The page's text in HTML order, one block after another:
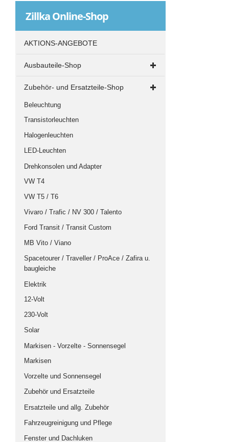
ZillkaOnline-Shop
AKTIONS-ANGEBOTE
Ausbauteile-Shop
Ausbau-Materialien
Tisch, Beschläge und Schrauben
Ausbau-Komplett-Sets
VW T4
VW T5/T6
VW Caddy
Opel Vivaro/Renault Trafic/ usw.
Mini Camper
MB Vito
Dachvarianten
Hubdach
Aufstelldach
Hochdach
Zubehör- und Ersatzteile-Shop
Beleuchtung
Transistorleuchten
Halogenleuchten
LED-Leuchten
Drehkonsolen und Adapter
VW T4
VW T5 / T6
Vivaro / Trafic / NV 300 / Talento
Ford Transit / Transit Custom
MB Vito / Viano
Spacetourer / Traveller / ProAce / Zafira u.
baugleiche
Elektrik
12-Volt
230-Volt
Solar
Markisen - Vorzelte - Sonnensegel
Markisen
Vorzelte und Sonnensegel
Zubehör und Ersatzteile
Ersatzteile und allg. Zubehör
Fahrzeugreinigung und Pflege
Fenster und Dachluken